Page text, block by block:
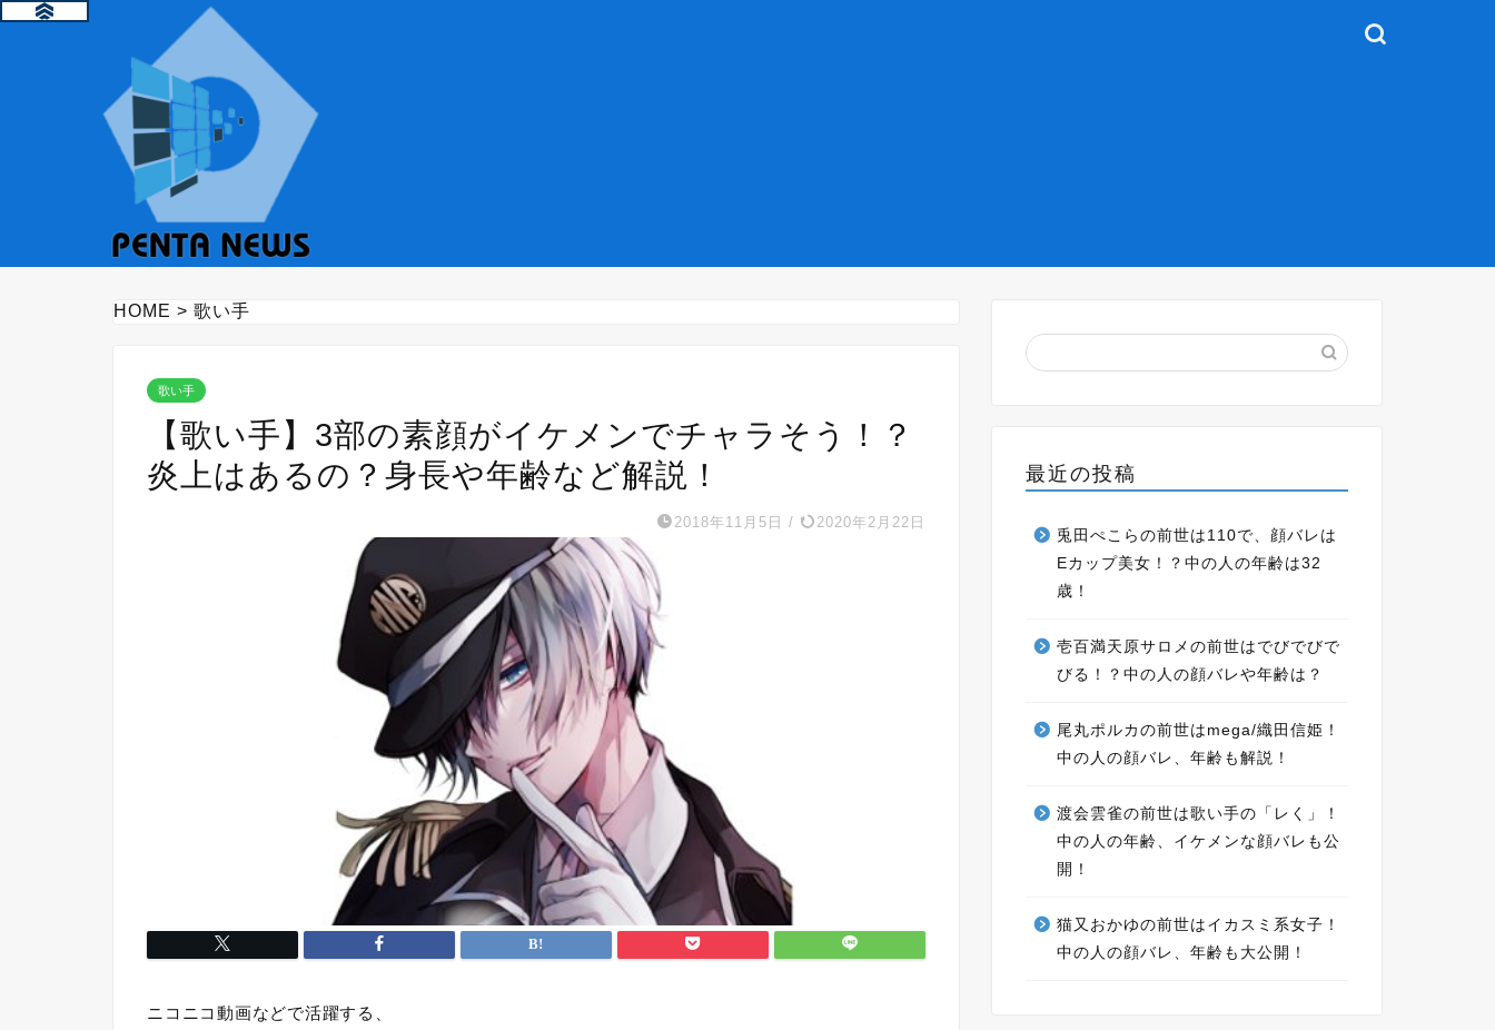
HOME > 歌い手
歌い手
【歌い手】3部の素顔がイケメンでチャラそう！？
炎上はあるの？身長や年齢など解説！
2018年11月5日 / 2020年2月22日
ニコニコ動画などで活躍する、
最近の投稿
兎田ぺこらの前世は110で、顔バレは
Eカップ美女！？中の人の年齢は32
歳！
壱百満天原サロメの前世はでびでびで
びる！？中の人の顔バレや年齢は？
尾丸ポルカの前世はmega/織田信姫！
中の人の顔バレ、年齢も解説！
渡会雲雀の前世は歌い手の「レく」！
中の人の年齢、イケメンな顔バレも公
開！
猫又おかゆの前世はイカスミ系女子！
中の人の顔バレ、年齢も大公開！